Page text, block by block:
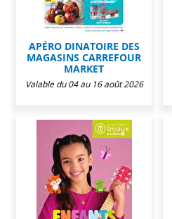
APÉRO DINATOIRE DES
MAGASINS CARREFOUR
MARKET
Valable du 04 au 16 août 2026